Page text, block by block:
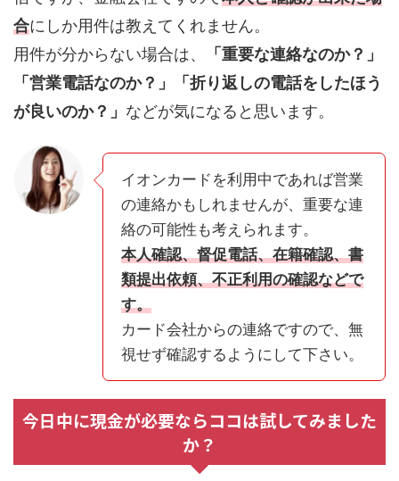
合にしか用件は教えてくれません。
用件が分からない場合は、
「重要な連絡なのか？」
「営業電話なのか？」「折り返しの電話をしたほう
が良いのか？」 などが気になると思います。
イオンカードを利用中であれば営業
の連絡かもしれませんが、重要な連
絡の可能性も考えられます。
本人確認、督促電話、在籍確認、書
類提出依頼、不正利用の確認などで
す。
カード会社からの連絡ですので、無
視せず確認するようにして下さい。
今日中に現金が必要ならココは試してみました
か？